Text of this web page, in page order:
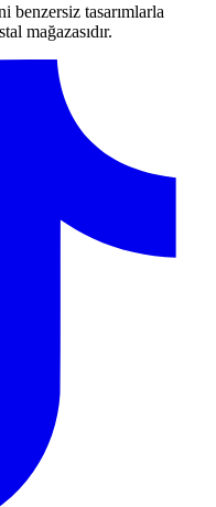
benzersiz tasarımlarla
mağazasıdır.